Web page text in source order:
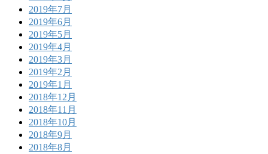
2019年7月
2019年6月
2019年5月
2019年4月
2019年3月
2019年2月
2019年1月
2018年12月
2018年11月
2018年10月
2018年9月
2018年8月